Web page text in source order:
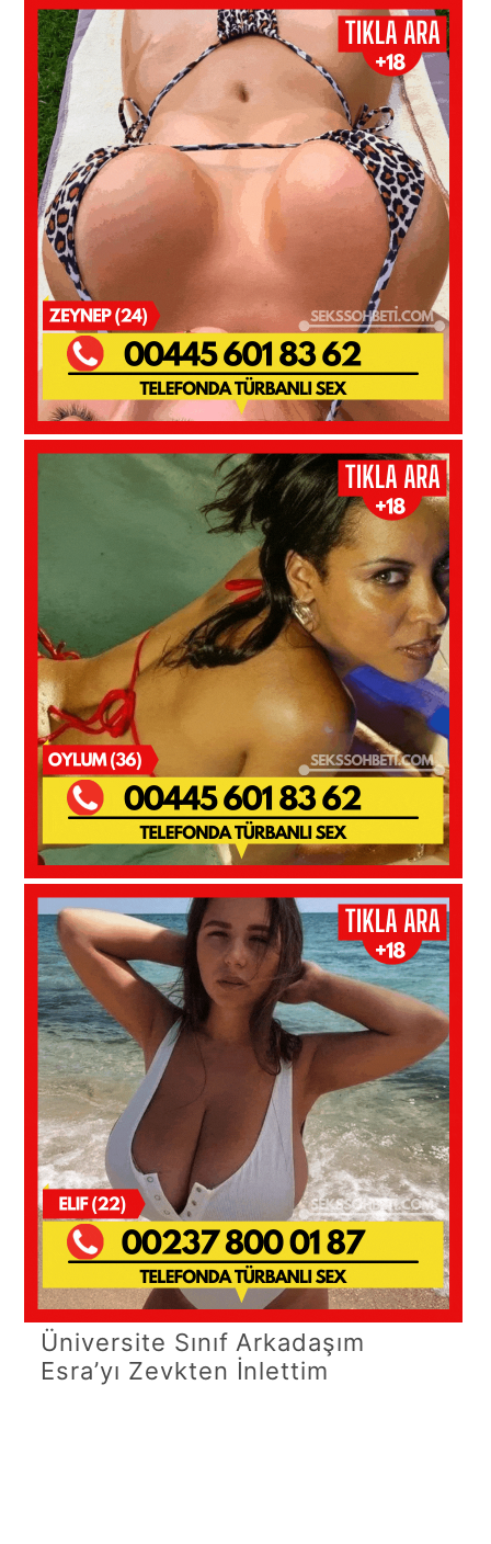
Üniversite Sınıf Arkadaşım
Esra’yı Zevkten İnlettim